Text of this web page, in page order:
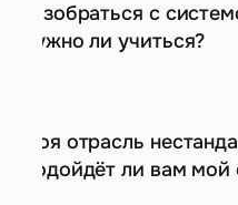
разобраться с
Нужно ли учиться?
Моя отрасль
Подойдёт ли вам мой